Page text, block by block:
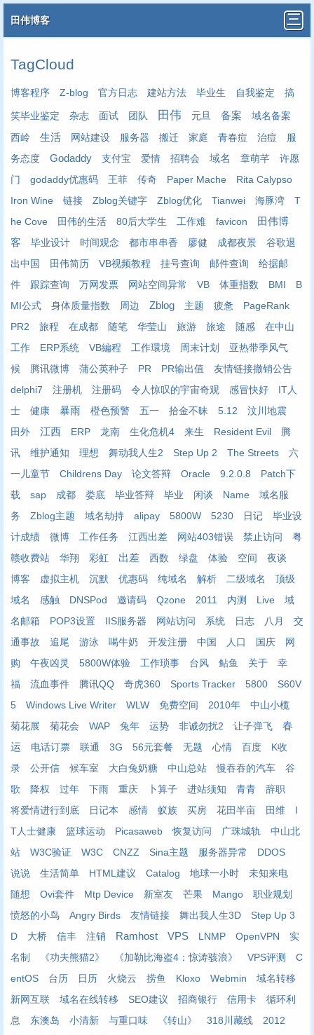
田伟博客
TagCloud
博客程序 Z-blog 官方日志 建站方法 毕业生 自我鉴定 搞
笑毕业鉴定 杂志 面试 团队 田伟 元旦 备案
域名备案
西岭
生活 网站建设 服务器 搬迁 家庭 青春痘 治痘
服
务态度
Godaddy 支付宝 爱情 招聘会 域名 章萌芊
许愿
门
godaddy优惠码 王菲 传奇 Paper Mache
Rita Calypso
Iron Wine
链接 Zblog关键字 Zblog优化 Tianwei 海豚湾
T
he Cove
田伟的生活 80后大学生 工作难 favicon
田伟博
客
毕业设计 时间观念 都市串串香 廖健 成都夜景
谷歌退
出中国
田伟简历 VB视频教程 挂号查询 邮件查询
给据邮
件
跟踪查询 万网发票 网站空间异常 VB 体重指数 BMI
B
MI公式
身体质量指数 周边 Zblog 主题 疲惫
PageRank
PR2
旅程 在成都 随笔 华莹山 旅游 旅途 随感
在中山
工作
ERP系统 VB編程 工作環境 周末计划
亚热带季风气
候
腾讯微博 蒲公英种子 PR PR输出值
友情链接撤销公告
delphi7
注册机 注册码 令人惊叹的宇宙奇观 感冒快好
IT人
士
健康 暴雨 橙色预警 五一 拾金不昧 5.12
汶川地震
田外
江西 ERP 龙南 生化危机4 来生 Resident Evil
腾
讯
维护通知 理想 舞动我人生2 Step Up 2 The Streets
六
一儿童节
Childrens Day 论文答辩 Oracle 9.2.0.8
Patch下
载
sap 成都 娄底 毕业答辩 毕业 闲谈 Name
域名服
务
Zblog主题 域名劫持 alipay 5800W 5230 日记
毕业设
计成绩
微博 工作任务 江西出差 网站403错误 禁止访问
粤
赣收费站
华翔 彩虹 出差 西数 绿盘 体验 空间
夜谈
博客
虚拟主机 沉默 优惠码 纯域名 解析 二级域名
顶级
域名
感触 DNSPod 邀请码 Qzone 2011 内测 Live
域
名邮箱
POP3设置 IIS服务器 网站访问 系统 日志 八月
交
通事故
追尾 游泳 喝牛奶 开发注册 中国 人口 国庆
网
购
午夜凶灵 5800W体验 工作琐事 台风 鲇鱼 关于
幸
福
流血事件 腾讯QQ 奇虎360 Sports Tracker 5800
S60V
5
Windows Live Writer WLW 免费空间 2010年
中山小榄
菊花展
菊花会 WAP 兔年 运势 非诚勿扰2 让子弹飞
春
运
电话订票 联通 3G 56元套餐 无题 心情 百度
K收
录
公开信 候车室 大白兔奶糖 中山总站 慢吞吞的汽车
谷
歌
降权 过年 下雨 重庆 卜算子 进站须知 青青
辞职
将爱情进行到底
日记本 感情 蚁族 买房 花田半亩 田维
I
T人士健康
篮球运动 Picasaweb 恢复访问 广珠城轨
中山北
站
W3C验证 W3C CNZZ Sina主题 服务器异常
DDOS
说说
生活简单 HTML建议 Catalog 地球一小时
未知来电
随想
Ovi套件 Mtp Device 新室友 芒果 Mango
职业规划
愤怒的小鸟
Angry Birds 友情链接 舞出我人生3D
Step Up 3
D
大桥 信丰 注销 Ramhost VPS LNMP OpenVPN
实
名制
《功夫熊猫2》 《加勒比海盗4：惊涛骇浪》 VPS评测
C
entOS
台历 日历 火烧云 捞鱼 Kloxo Webmin
域名转移
新网互联
域名在线转移 SEO建议 招商银行 信用卡
循环利
息
东澳岛 小清新 与重口味 《转山》 318川藏线
2012